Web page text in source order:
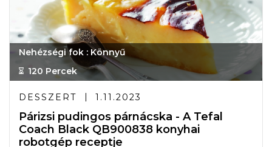
Nehézségi fok : Könnyű
120 Percek
DESSZERT 1.11.2023
Párizsi pudingos párnácska - A Tefal
Coach Black QB900838 konyhai
robotgép receptje